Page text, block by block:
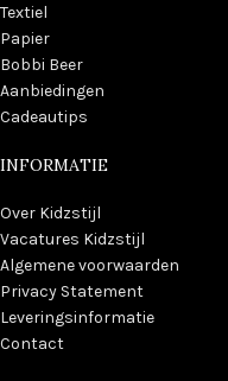
Textiel
Papier
Bobbi Beer
Aanbiedingen
Cadeautips
INFORMATIE
Over Kidzstijl
Vacatures Kidzstijl
Algemene voorwaarden
Privacy Statement
Leveringsinformatie
Contact